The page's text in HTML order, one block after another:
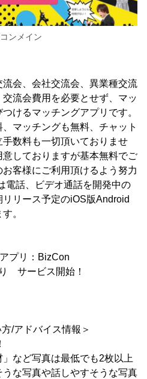
ンメイン
会、会社交流会、異業種交流
流会費用を必要とせず、マッ
けるマッチングアプリです。
マッチングも無料、チャット
数料も一切頂いておりませ
しておりますが基本無料でご
客様にご利用頂けるよう努力
電話、ビデオ通話を開発中の
リース予定のiOS版Android
。
プリ：BizCon
サービス開始！
/アドバイス情報＞
」など写真は最低でも2枚以上
な写真や話しやすそうな写真